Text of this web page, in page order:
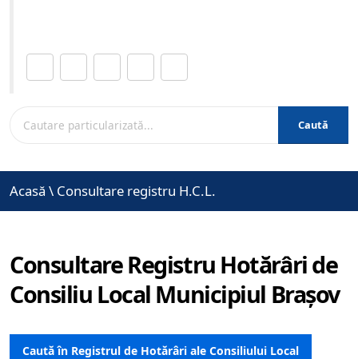
Caută
Acasă \ Consultare registru H.C.L.
Consultare Registru Hotărâri de
Consiliu Local Municipiul Brașov
Caută în Registrul de Hotărâri ale Consiliului Local